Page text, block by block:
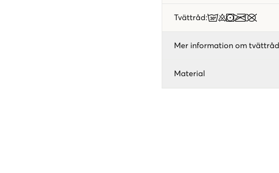
Tvättråd:
Mer information om tvättråd
Material